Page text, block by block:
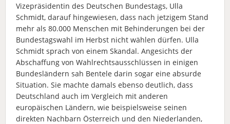
Vizepräsidentin des Deutschen Bundestags, Ulla
Schmidt, darauf hingewiesen, dass nach jetzigem Stand
mehr als 80.000 Menschen mit Behinderungen bei der
Bundestagswahl im Herbst nicht wählen dürfen. Ulla
Schmidt sprach von einem Skandal. Angesichts der
Abschaffung von Wahlrechtsausschlüssen in einigen
Bundesländern sah Bentele darin sogar eine absurde
Situation. Sie machte damals ebenso deutlich, dass
Deutschland auch im Vergleich mit anderen
europäischen Ländern, wie beispielsweise seinen
direkten Nachbarn Österreich und den Niederlanden,